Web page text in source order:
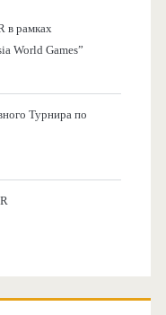
в рамках
World Games”
Турнира по